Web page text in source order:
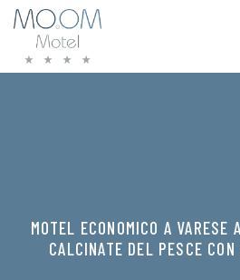
MOTEL ECONOMICO A VARESE
CALCINATE DEL PESCE